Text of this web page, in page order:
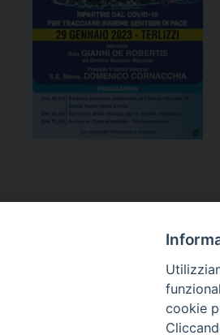
cookie